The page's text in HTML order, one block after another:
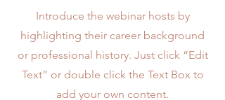
Introduce the webinar hosts by
highlighting their career background
or professional history. Just click “Edit
Text” or double click the Text Box to
add your own content.